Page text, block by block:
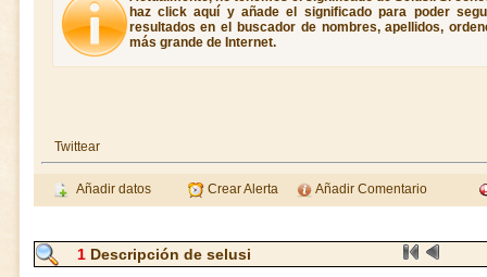
haz click aquí y añade el significado para poder
resultados en el buscador de nombres, apellidos,
más grande de Internet.
Twittear
Añadir datos Crear Alerta Añadir Comentario
1 Descripción de selusi